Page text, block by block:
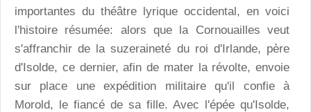
importantes du théâtre lyrique occidental, en voici
l'histoire résumée: alors que la Cornouailles veut
s'affranchir de la suzeraineté du roi d'Irlande, père
d'Isolde, ce dernier, afin de mater la révolte, envoie
sur place une expédition militaire qu'il confie à
Morold, le fiancé de sa fille. Avec l'épée qu'Isolde,